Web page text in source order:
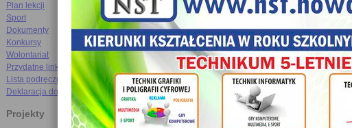
Plan lekcji
Sport
Dokumenty
Konkursy
Wolontariat
Przydatne linki
Lista podręczników
Deklaracja dostępności
Projekty
Oprócz pracy mieliśmy też czas dla siebie.
spacerowaliśmy po „Małej Wenecji” jaką jest Port
Wybrzeża jeżdżąc na wycieczki.
Festiwalowym (szkoda, że nie był to czas
Anglików i przez Bulwar Lecha Wałęsy w Nicei,
warty pod pałacem księcia Alberta II),
- Monte Carlo. Przejechaliśmy niewielki etap toru